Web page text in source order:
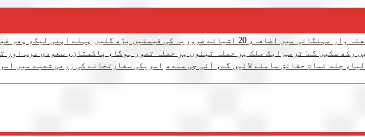
وار مہنگائی میں اضافہ، 20 اشیائے ضروریہ کی قیمتیں بڑھ گئیں پہلے اپنی لیگ، پھر
رکھ سکیں گے: ٹرمپ ایک ملک پر حملہ تینوں پر حملہ تصور ہوگا، پاکستان، سعودی عرب اور
جلد تمام حقائق سامنے لائیں گے، آئی جی سندھ امریکی سفارتخانے کی زرعی شعبے میں